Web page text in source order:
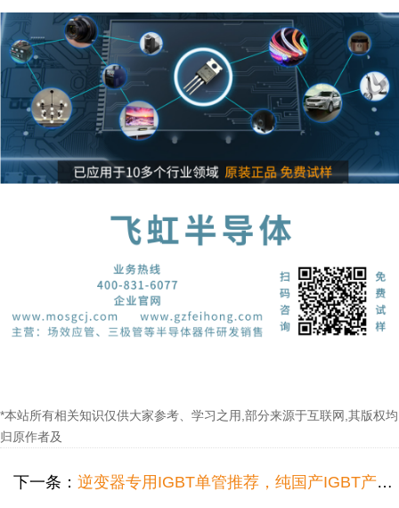
*本站所有相关知识仅供大家参考、学习之用,部分来源于互联网,其版权均
归原作者及
下一条： 逆变器专用IGBT单管推荐，纯国产IGBT产品代换型号！